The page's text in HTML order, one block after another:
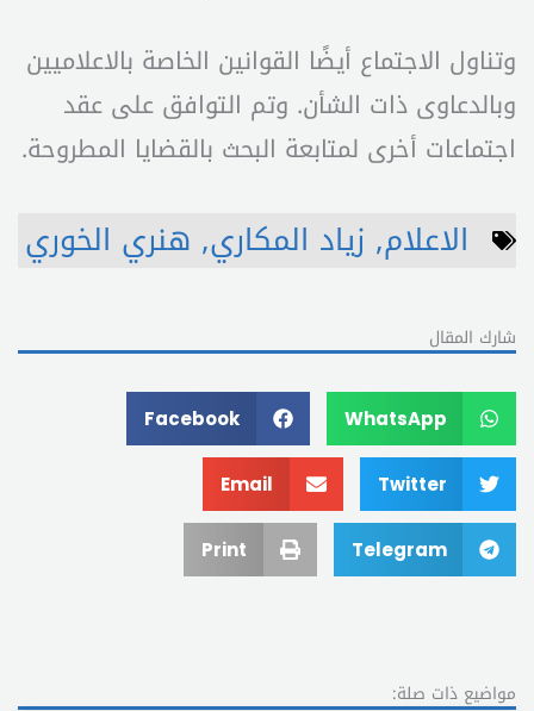
وتناول الاجتماع أيضًا القوانين الخاصة بالاعلاميين
وبالدعاوى ذات الشأن. وتم التوافق على عقد
اجتماعات أخرى لمتابعة البحث بالقضايا المطروحة.
الاعلام, زياد المكاري, هنري الخوري
شارك المقال
WhatsApp
Facebook
Twitter
Email
Telegram
Print
مواضيع ذات صلة: